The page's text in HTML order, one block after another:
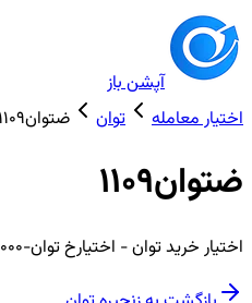
آپشن باز
اختیار معامله
توان ضتوان1109
ضتوان1109
اختیار خریدتوان- اختیارخ توان-34000-14041126